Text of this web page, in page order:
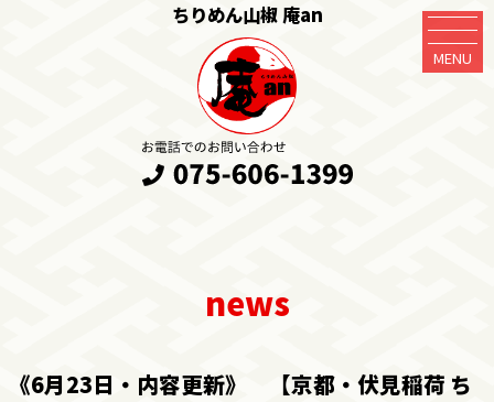
MENU
ちりめん山椒 庵an
《6月23日・内容更新》 【京都・伏見稲荷 ち